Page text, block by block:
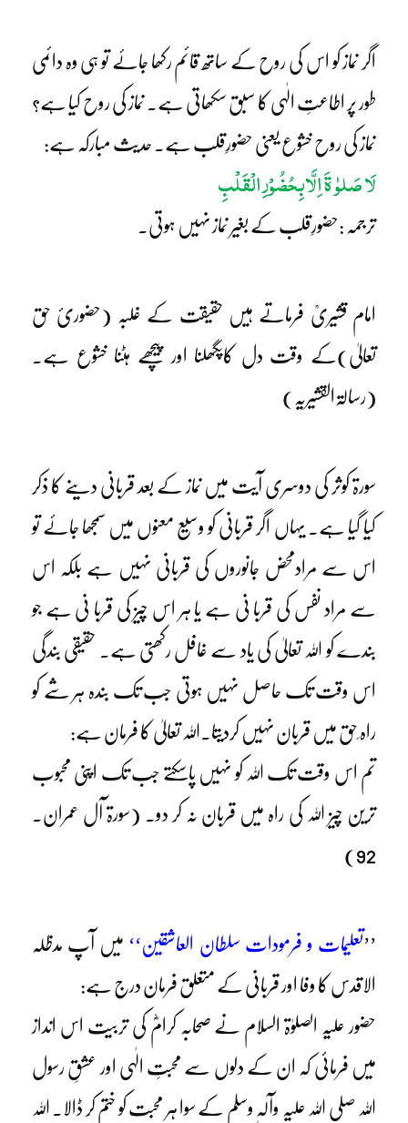
اگر نماز کو اس کی روح کے ساتھ قائم رکھا جائے تو ہی وہ دائمی
طور پر اطاعتِ الٰہی کا سبق سکھاتی ہے۔ نماز کی روح کیا ہے؟
نماز کی روح خشوع یعنی حضورِقلب ہے۔ حدیث مبارکہ ہے:
لَا صَلوٰ ۃَ اِلَّابِحُضُوْرِ الْقَلْبِ
ترجمہ :حضورِقلب کے بغیر نماز نہیں ہوتی۔
امام قشیریؒ فرماتے ہیں حقیقت کے غلبہ (حضوریٔ حق
تعالیٰ)کے وقت دل کاپگھلنا اور پیچھے ہٹنا خشوع ہے۔
(رسالۃالقشیریہ)
سورۃ کوثر کی دوسری آیت میں نماز کے بعد قربانی دینے کا ذکر
کیا گیا ہے۔ یہاں اگر قربانی کو وسیع معنوں میں سمجھا جائے تو
اس سے مرادمحض جانوروں کی قربانی نہیں ہے بلکہ اس
سے مراد نفس کی قربا نی ہے یا ہر اس چیز کی قربا نی ہے جو
بندے کو اللہ تعالیٰ کی یاد سے غافل رکھتی ہے۔ حقیقی بندگی
اس وقت تک حاصل نہیں ہوتی جب تک بندہ ہر شے کو
راہ ِحق میں قربان نہیں کردیتا۔اللہ تعالیٰ کا فرمان ہے:
تم اس وقت تک اللہ کو نہیں پاسکتے جب تک اپنی محبوب
ترین چیز اللہ کی راہ میں قربان نہ کر دو۔ (سورۃ آل عمران۔
92)
’’تعلیمات و فرمودات سلطان العاشقین‘‘ میں آپ مدظلہ
الاقدس کا وفا اور قربانی کے متعلق فرمان درج ہے:
حضور علیہ الصلوٰۃ السلام نے صحابہ کرامؓ کی تربیت اس انداز
میں فرمائی کہ ان کے دلوں سے محبتِ الٰہی اور عشقِ رسول
اللہ صلی اللہ علیہ وآلہٖ وسلم کے سوا ہر محبت کو ختم کر ڈالا۔ اللہ